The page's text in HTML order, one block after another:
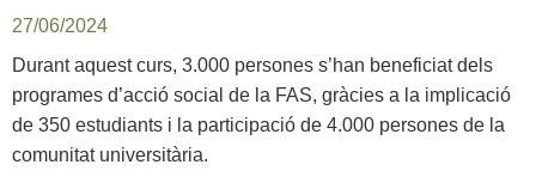
27/06/2024
Durant aquest curs, 3.000 persones s’han beneficiat dels
programes d’acció social de la FAS, gràcies a la implicació
de 350 estudiants i la participació de 4.000 persones de la
comunitat universitària.